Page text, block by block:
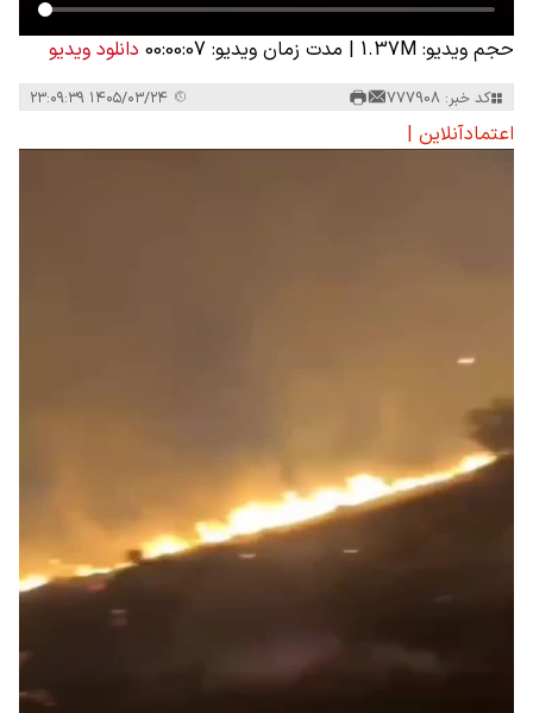
حجم ویدیو: 1.37M | مدت زمان ویدیو: 00:00:07 دانلود ویدیو
کد خبر: 777908
اعتمادآنلاین |